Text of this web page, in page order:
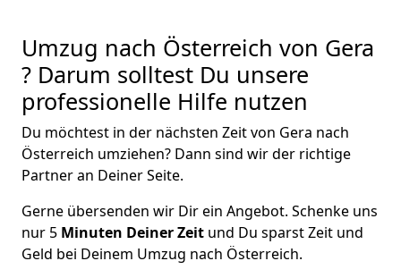
Umzug nach Österreich von Gera
? Darum solltest Du unsere
professionelle Hilfe nutzen
Du möchtest in der nächsten Zeit von Gera nach
Österreich umziehen? Dann sind wir der richtige
Partner an Deiner Seite.
Gerne übersenden wir Dir ein Angebot. Schenke uns
nur 5 Minuten Deiner Zeit und Du sparst Zeit und
Geld bei Deinem Umzug nach Österreich.